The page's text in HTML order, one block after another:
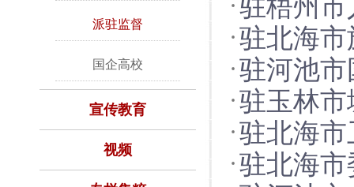
派驻监督
国企高校
宣传教育
视频
地通办”
驻梧州
动财政
驻北海
扣好年
驻河池
改质效
驻玉林
督执纪
驻北海市
式助推
驻北海